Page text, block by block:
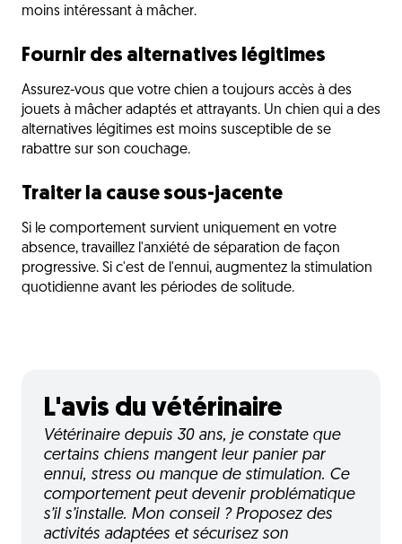
moins intéressant à mâcher.
Fournir des alternatives légitimes
Assurez-vous que votre chien a toujours accès à des
jouets à mâcher adaptés et attrayants. Un chien qui a des
alternatives légitimes est moins susceptible de se
rabattre sur son couchage.
Traiter la cause sous-jacente
Si le comportement survient uniquement en votre
absence, travaillez l'anxiété de séparation de façon
progressive. Si c'est de l'ennui, augmentez la stimulation
quotidienne avant les périodes de solitude.
L'avis du vétérinaire
Vétérinaire depuis 30 ans, je constate que
certains chiens mangent leur panier par
ennui, stress ou manque de stimulation. Ce
comportement peut devenir problématique
s’il s’installe. Mon conseil ? Proposez des
activités adaptées et sécurisez son